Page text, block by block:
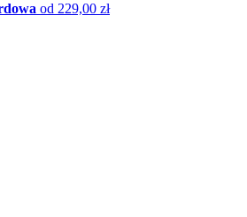
od 229,00 zł